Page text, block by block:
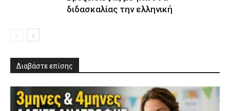
διδασκαλίας την ελληνική
Διαβάστε επίσης